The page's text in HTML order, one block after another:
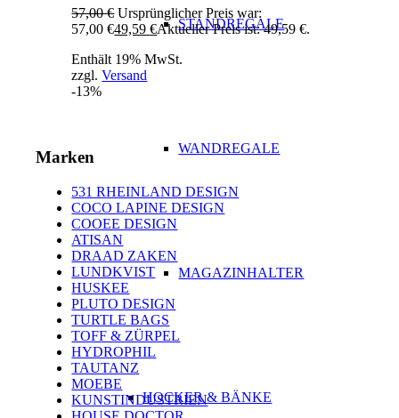
STANDREGALE
WANDREGALE
MAGAZINHALTER
HOCKER & BÄNKE
57,00€ Ursprünglicher Preis war:
57,00 €49,59€Aktueller Preis ist: 49,59 €.
Enthält 19% MwSt.
zzgl.Versand
-13%
Marken
531 RHEINLAND DESIGN
COCO LAPINE DESIGN
COOEE DESIGN
ATISAN
DRAAD ZAKEN
LUNDKVIST
HUSKEE
PLUTO DESIGN
TURTLE BAGS
TOFF & ZÜRPEL
HYDROPHIL
TAUTANZ
MOEBE
KUNSTINDUSTRIEN